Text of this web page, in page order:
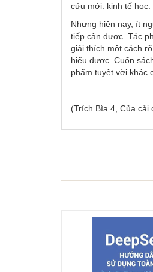
cứu mới: kinh tế học.
Nhưng hiện nay, ít
tiếp cận được. Tác
giải thích một cách
hiểu được. Cuốn
phẩm tuyệt vời khác
(Trích Bìa 4, Của cải